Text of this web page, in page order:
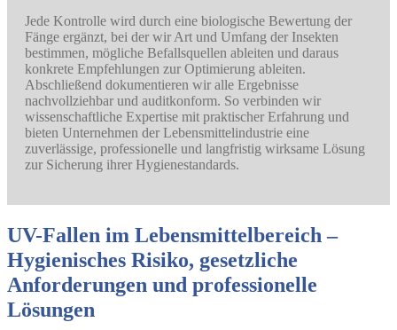
Jede Kontrolle wird durch eine biologische Bewertung der
Fänge ergänzt, bei der wir Art und Umfang der Insekten
bestimmen, mögliche Befallsquellen ableiten und daraus
konkrete Empfehlungen zur Optimierung ableiten.
Abschließend dokumentieren wir alle Ergebnisse
nachvollziehbar und auditkonform. So verbinden wir
wissenschaftliche Expertise mit praktischer Erfahrung und
bieten Unternehmen der Lebensmittelindustrie eine
zuverlässige, professionelle und langfristig wirksame Lösung
zur Sicherung ihrer Hygienestandards.
UV-Fallen im Lebensmittelbereich –
Hygienisches Risiko, gesetzliche
Anforderungen und professionelle
Lösungen